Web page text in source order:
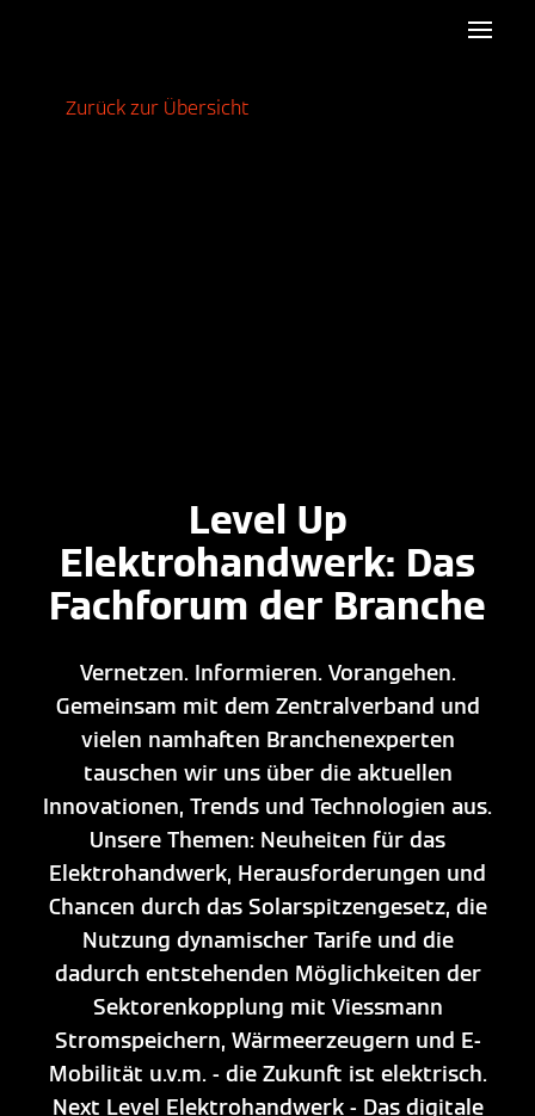
Zurück zur Übersicht
Level Up
Elektrohandwerk: Das
Fachforum der Branche
Vernetzen. Informieren. Vorangehen.
Gemeinsam mit dem Zentralverband und
vielen namhaften Branchenexperten
tauschen wir uns über die aktuellen
Innovationen, Trends und Technologien aus.
Unsere Themen: Neuheiten für das
Elektrohandwerk, Herausforderungen und
Chancen durch das Solarspitzengesetz, die
Nutzung dynamischer Tarife und die
dadurch entstehenden Möglichkeiten der
Sektorenkopplung mit Viessmann
Stromspeichern, Wärmeerzeugern und E-
Mobilität u.v.m. - die Zukunft ist elektrisch.
Next Level Elektrohandwerk - Das digitale